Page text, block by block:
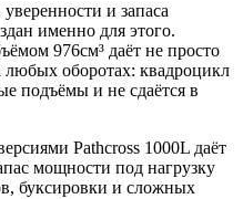
и запаса
именно для этого.
976см³ даёт не просто
оборотах: квадроцикл
подъёмы и не сдаётся в
Pathcross 1000L даёт
мощности под нагрузку
буксировки и сложных